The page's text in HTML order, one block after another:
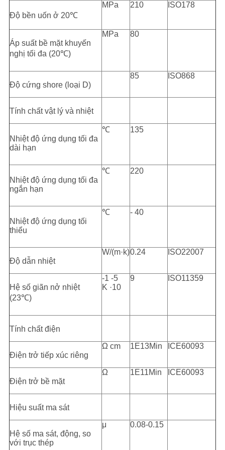
Độ bền uốn ở 20℃
MPa 210 ISO178
Áp suất bề mặt khuyến
nghị tối đa (20℃)
MPa 80
Độ cứng shore (loại D)
85 ISO868
Tính chất vật lý và nhiệt
Nhiệt độ ứng dụng tối đa
dài hạn
℃ 135
Nhiệt độ ứng dụng tối đa
ngắn hạn
℃ 220
Nhiệt độ ứng dụng tối
thiểu
℃ - 40
Độ dẫn nhiệt
W/(m·k)0.24 ISO22007
Hệ số giãn nở nhiệt
(23℃)
-1 -5
K ·10
9 ISO11359
Tính chất điện
Điện trở tiếp xúc riêng
Ω cm 1E13Min ICE60093
Điện trở bề mặt
Ω 1E11Min ICE60093
Hiệu suất ma sát
Hệ số ma sát, động, so
với trục thép
μ 0.08-0.15